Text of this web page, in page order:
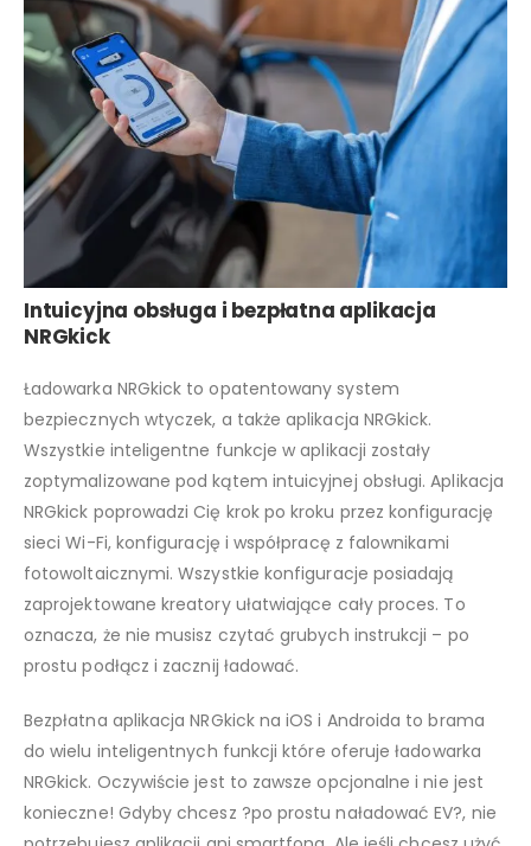
Intuicyjna obsługa i bezpłatna aplikacja
NRGkick
Ładowarka NRGkick to opatentowany system
bezpiecznych wtyczek, a także aplikacja NRGkick.
Wszystkie inteligentne funkcje w aplikacji zostały
zoptymalizowane pod kątem intuicyjnej obsługi. Aplikacja
NRGkick poprowadzi Cię krok po kroku przez konfigurację
sieci Wi-Fi, konfigurację i współpracę z falownikami
fotowoltaicznymi. Wszystkie konfiguracje posiadają
zaprojektowane kreatory ułatwiające cały proces. To
oznacza, że nie musisz czytać grubych instrukcji – po
prostu podłącz i zacznij ładować.
Bezpłatna aplikacja NRGkick na iOS i Androida to brama
do wielu inteligentnych funkcji które oferuje ładowarka
NRGkick. Oczywiście jest to zawsze opcjonalne i nie jest
konieczne! Gdyby chcesz ?po prostu naładować EV?, nie